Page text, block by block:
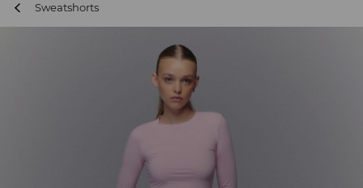
Sweatshorts